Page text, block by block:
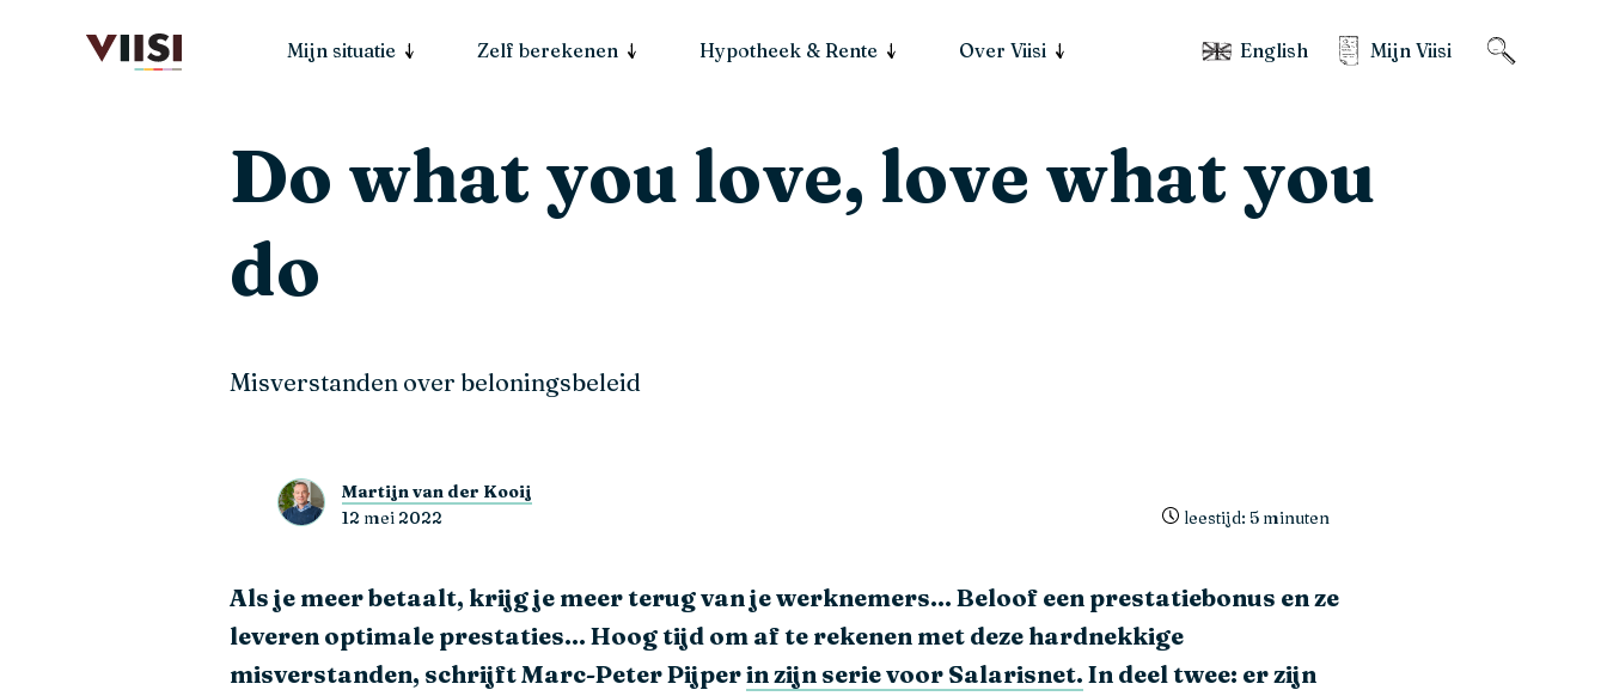
Mijn situatie Zelf berekenen Hypotheek & Rente Over Viisi English Mijn Viisi
Do what you love, love what you
do
Misverstanden over beloningsbeleid
Martijn van der Kooij
12 mei 2022
leestijd: 5 minuten
Als je meer betaalt, krijg je meer terug van je werknemers… Beloof een prestatiebonus en ze
leveren optimale prestaties… Hoog tijd om af te rekenen met deze hardnekkige
misverstanden, schrijft Marc-Peter Pijperin zijn serie voor Salarisnet. In deel twee: er zijn